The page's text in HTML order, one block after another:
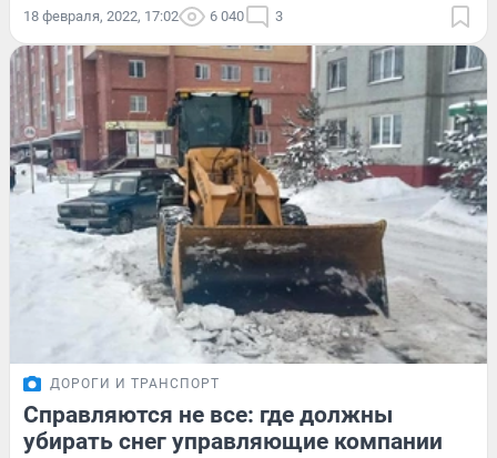
18 февраля, 2022, 17:02 6 040 3
ДОРОГИ И ТРАНСПОРТ
Справляются не все: где должны
убирать снег управляющие компании